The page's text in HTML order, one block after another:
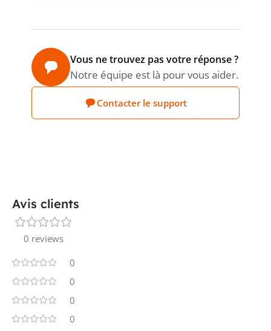
Vous ne trouvez pas votre réponse ?
Notre équipe est là pour vous aider.
Contacter le support
Avis clients
0 reviews
0
0
0
0